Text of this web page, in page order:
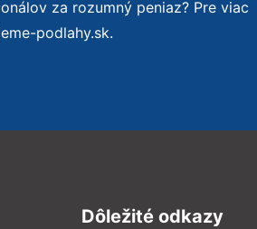
za rozumný peniaz? Pre viac
podlahy.sk.
Dôležité odkazy